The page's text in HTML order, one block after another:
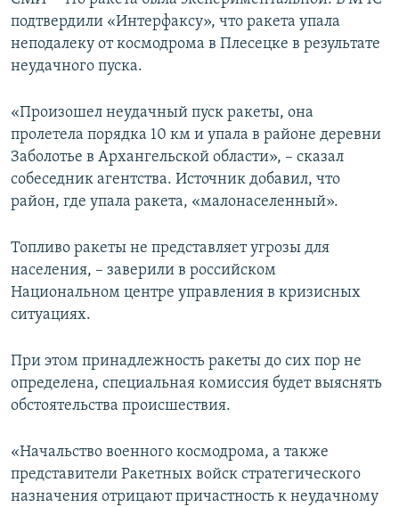
подтвердили «Интерфаксу», что ракета упала
неподалеку от космодрома в Плесецке в результате
неудачного пуска.
«Произошел неудачный пуск ракеты, она
пролетела порядка 10 км и упала в районе деревни
Заболотье в Архангельской области», – сказал
собеседник агентства. Источник добавил, что
район, где упала ракета, «малонаселенный».
Топливо ракеты не представляет угрозы для
населения, – заверили в российском
Национальном центре управления в кризисных
ситуациях.
При этом принадлежность ракеты до сих пор не
определена, специальная комиссия будет выяснять
обстоятельства происшествия.
«Начальство военного космодрома, а также
представители Ракетных войск стратегического
назначения отрицают причастность к неудачному